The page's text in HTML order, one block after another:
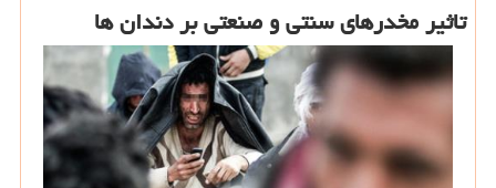
تاثیر مخدرهای سنتی و صنعتی بر دندان ها